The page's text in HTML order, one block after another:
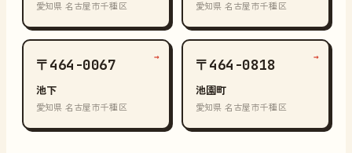
愛知県 名古屋市千種区 愛知県 名古屋市千種区
〒464-0067
池下
愛知県 名古屋市千種区
→ 〒464-0818
池園町
愛知県 名古屋市千種区
→